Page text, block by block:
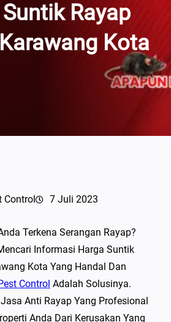
Rayap
Kota
Control 7 Juli 2023
Terkena Serangan Rayap?
Informasi Harga Suntik
Kota Yang Handal Dan
Control Adalah Solusinya.
Anti Rayap Yang Profesional
Anda Dari Kerusakan Yang